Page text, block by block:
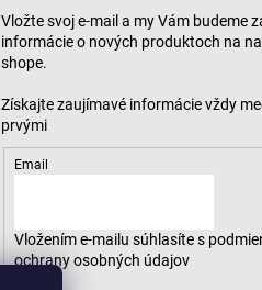
Vložte svoj e-mail a my Vám budeme
informácie o nových produktoch na
shope.
Email
Vložením e-mailu súhlasíte s
ochrany osobných údajov